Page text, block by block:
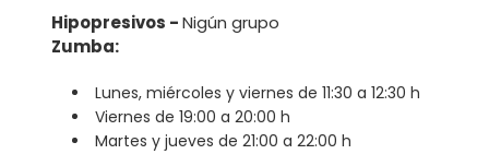
Hipopresivos -Nigún grupo
Zumba:
Lunes, miércoles y viernes de 11:30 a 12:30 h
Viernes de 19:00 a 20:00 h
Martes y jueves de 21:00 a 22:00 h